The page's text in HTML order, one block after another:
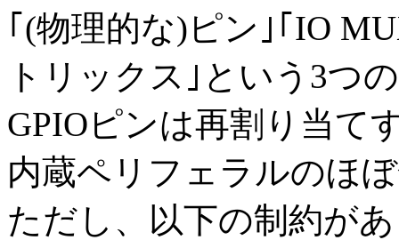
｢(物理的な)ピン｣｢IO
トリックス｣という3つ
GPIOピンは再割り当て
内蔵ペリフェラルのほ
ただし、以下の制約が